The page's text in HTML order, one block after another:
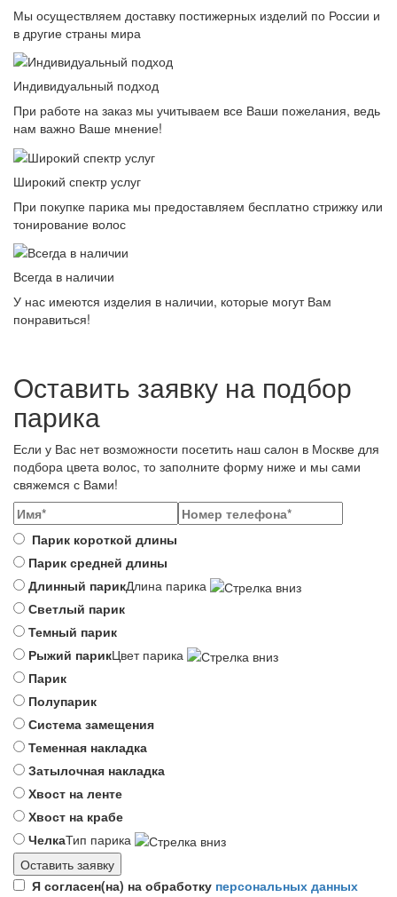
Мы осуществляем доставку постижерных изделий по России и
в другие страны мира
Индивидуальный подход
При работе на заказ мы учитываем все Ваши пожелания, ведь
нам важно Ваше мнение!
Широкий спектр услуг
При покупке парика мы предоставляем бесплатно стрижку или
тонирование волос
Всегда в наличии
У нас имеются изделия в наличии, которые могут Вам
понравиться!
Оставить заявку на подбор
парика
Если у Вас нет возможности посетить наш салон в Москве для
подбора цвета волос, то заполните форму ниже и мы сами
свяжемся с Вами!
Парик короткой длины
Парик средней длины
Длинный парикДлина парика
Светлый парик
Темный парик
Рыжий парикЦвет парика
Парик
Полупарик
Система замещения
Теменная накладка
Затылочная накладка
Хвост на ленте
Хвост на крабе
ЧелкаТип парика
Я согласен(на) на обработку персональных данных